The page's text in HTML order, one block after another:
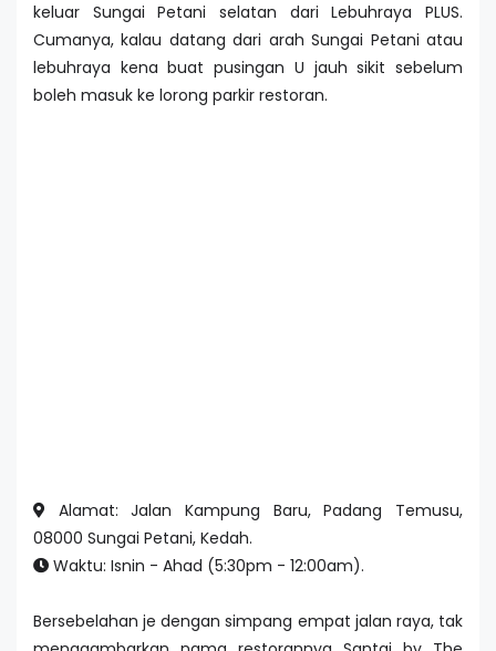
keluar Sungai Petani selatan dari Lebuhraya PLUS.
Cumanya, kalau datang dari arah Sungai Petani atau
lebuhraya kena buat pusingan U jauh sikit sebelum
boleh masuk ke lorong parkir restoran.
Alamat: Jalan Kampung Baru, Padang Temusu,
08000 Sungai Petani, Kedah.
Waktu: Isnin - Ahad (5:30pm - 12:00am).
Bersebelahan je dengan simpang empat jalan raya, tak